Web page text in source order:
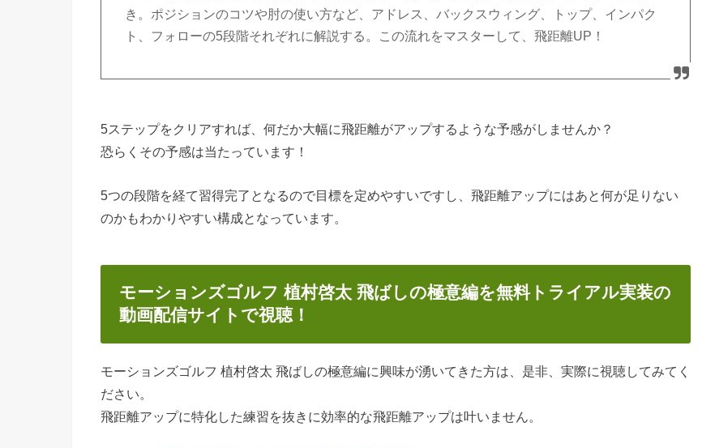
き。ポジションのコツや肘の使い方など、アドレス、バックスウィング、トップ、インパク
ト、フォローの5段階それぞれに解説する。この流れをマスターして、飛距離UP！
5ステップをクリアすれば、何だか大幅に飛距離がアップするような予感がしませんか？
恐らくその予感は当たっています！
5つの段階を経て習得完了となるので目標を定めやすいですし、飛距離アップにはあと何が足りない
のかもわかりやすい構成となっています。
モーションズゴルフ 植村啓太 飛ばしの極意編を無料トライアル実装の
動画配信サイトで視聴！
モーションズゴルフ 植村啓太 飛ばしの極意編に興味が湧いてきた方は、是非、実際に視聴してみてく
ださい。
飛距離アップに特化した練習を抜きに効率的な飛距離アップは叶いません。